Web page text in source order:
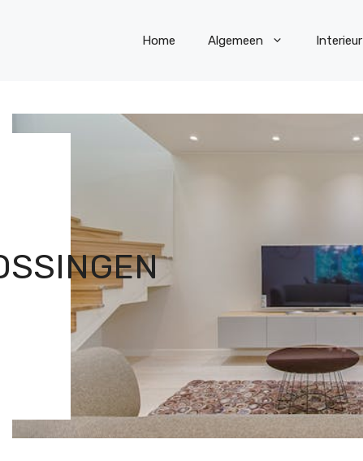
Home Algemeen Interieur